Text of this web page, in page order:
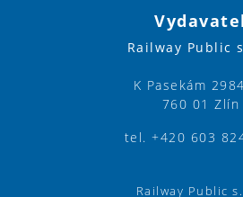
Railway Public
K Pasekám
760 01 Zlín
tel. +420 603
Railway Public